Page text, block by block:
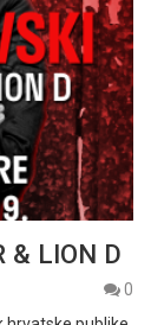
& LION D
0